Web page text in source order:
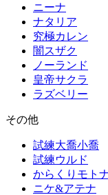
ニーナ
ナタリア
究極カレン
闇スザク
ノーランド
皇帝サクラ
ラズベリー
その他
試練大喬小喬
試練ウルド
からくりモト
ニケ&アテナ